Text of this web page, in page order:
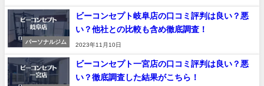
パーソナルジム
ビーコンセプト岐阜店の口コミ評判は良い？悪
い？他社との比較も含め徹底調査！
2023年11月10日
ビーコンセプト一宮店の口コミ評判は良い？悪
い？徹底調査した結果がこちら！